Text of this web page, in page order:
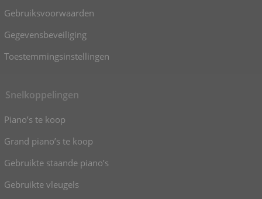
Gebruiksvoorwaarden
Gegevensbeveiliging
Toestemmingsinstellingen
Snelkoppelingen
Piano’s te koop
Grand piano’s te koop
Gebruikte staande piano’s
Gebruikte vleugels